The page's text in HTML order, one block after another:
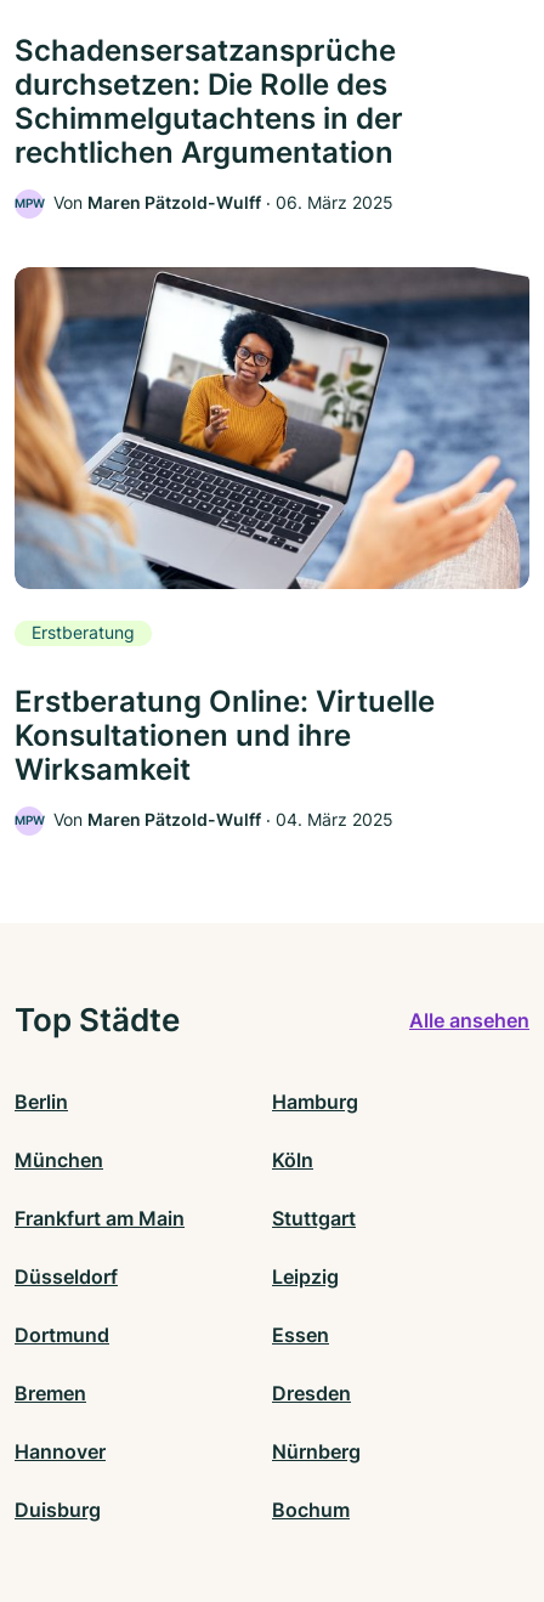
Schadensersatzansprüche
durchsetzen: Die Rolle des
Schimmelgutachtens in der
rechtlichen Argumentation
MPW Von Maren Pätzold-Wulff ‧ 06. März 2025
Erstberatung
Erstberatung Online: Virtuelle
Konsultationen und ihre
Wirksamkeit
MPW Von Maren Pätzold-Wulff ‧ 04. März 2025
Top Städte Alle ansehen
Berlin Hamburg
München Köln
Frankfurt am Main Stuttgart
Düsseldorf Leipzig
Dortmund Essen
Bremen Dresden
Hannover Nürnberg
Duisburg Bochum